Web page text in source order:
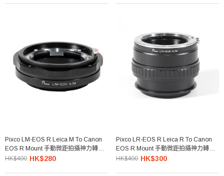
Pixco LM-EOS R Leica M To Canon
EOS R Mount 手動微距拍攝神力轉接
環
HK$400 HK$280
Pixco LR-EOS R Leica R To Canon
EOS R Mount 手動微距拍攝神力轉接
環
HK$400 HK$300